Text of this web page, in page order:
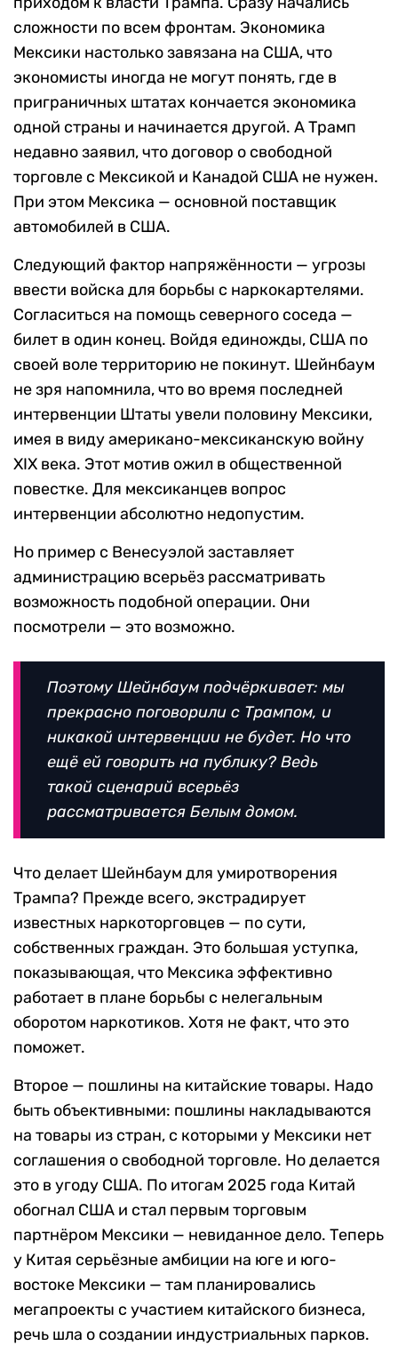
сложности по всем фронтам. Экономика
Мексики настолько завязана на США, что
экономисты иногда не могут понять, где в
приграничных штатах кончается экономика
одной страны и начинается другой. А Трамп
недавно заявил, что договор о свободной
торговле с Мексикой и Канадой США не нужен.
При этом Мексика — основной поставщик
автомобилей в США.
Следующий фактор напряжённости — угрозы
ввести войска для борьбы с наркокартелями.
Согласиться на помощь северного соседа —
билет в один конец. Войдя единожды, США по
своей воле территорию не покинут. Шейнбаум
не зря напомнила, что во время последней
интервенции Штаты увели половину Мексики,
имея в виду американо-мексиканскую войну
XIX века. Этот мотив ожил в общественной
повестке. Для мексиканцев вопрос
интервенции абсолютно недопустим.
Но пример с Венесуэлой заставляет
администрацию всерьёз рассматривать
возможность подобной операции. Они
посмотрели — это возможно.
Поэтому Шейнбаум подчёркивает: мы
прекрасно поговорили с Трампом, и
никакой интервенции не будет. Но что
ещё ей говорить на публику? Ведь
такой сценарий всерьёз
рассматривается Белым домом.
Что делает Шейнбаум для умиротворения
Трампа? Прежде всего, экстрадирует
известных наркоторговцев — по сути,
собственных граждан. Это большая уступка,
показывающая, что Мексика эффективно
работает в плане борьбы с нелегальным
оборотом наркотиков. Хотя не факт, что это
поможет.
Второе — пошлины на китайские товары. Надо
быть объективными: пошлины накладываются
на товары из стран, с которыми у Мексики нет
соглашения о свободной торговле. Но делается
это в угоду США. По итогам 2025 года Китай
обогнал США и стал первым торговым
партнёром Мексики — невиданное дело. Теперь
у Китая серьёзные амбиции на юге и юго-
востоке Мексики — там планировались
мегапроекты с участием китайского бизнеса,
речь шла о создании индустриальных парков.